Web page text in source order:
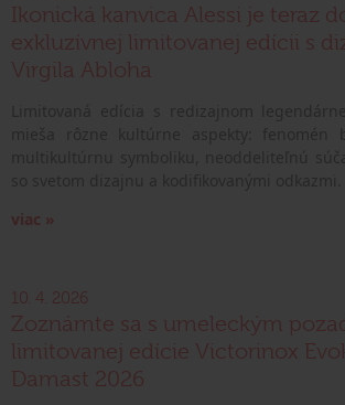
Ikonická kanvica Alessi je teraz
exkluzívnej limitovanej edícii s
Virgila Abloha
viac »
10. 4. 2026
Zoznámte sa s umeleckým
limitovanej edície Victorinox
Damast 2026